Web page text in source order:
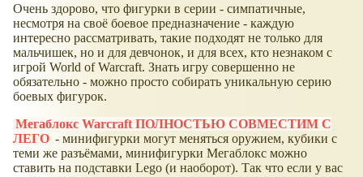
Очень здорово, что фигурки в серии - симпатичные,
несмотря на своё боевое предназначение - каждую
интересно рассматривать, такие подходят не только для
мальчишек, но и для девчонок, и для всех, кто незнаком с
игрой World of Warcraft. Знать игру совершенно не
обязательно - можно просто собирать уникальную серию
боевых фигурок.
Мегаблокс Warcraft ПОЛНОСТЬЮ СОВМЕСТИМ С
ЛЕГО - минифигурки могут меняться оружием, кубики с
теми же разъёмами, минифигурки Мегаблокс можно
ставить на подставки Lego (и наоборот). Так что если у вас